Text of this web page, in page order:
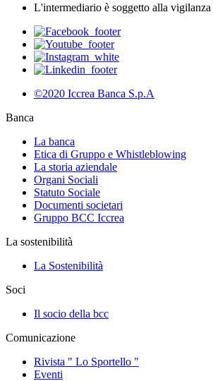
L'intermediario è soggetto alla
©2020 Iccrea Banca S.p.A
Banca
La banca
Etica di Gruppo e Whistleblowing
La storia aziendale
Organi Sociali
Statuto Sociale
Documenti societari
Gruppo BCC Iccrea
La sostenibilità
La Sostenibilità
Soci
Il socio della bcc
Comunicazione
Rivista " Lo Sportello "
Eventi